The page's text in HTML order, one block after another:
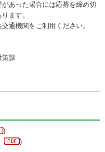
あった場合には応募を締め切
ます。
通機関をご利用ください。
課
)
)